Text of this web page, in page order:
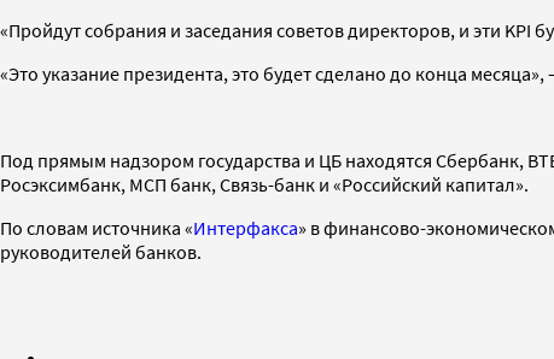
«Пройдут собрания и заседания советов директоров, и эти
«Это указание президента, это будет сделано до конца
Под прямым надзором государства и ЦБ находятся Сбербанк,
Росэксимбанк, МСП банк, Связь-банк и «Российский капитал».
По словам источника «Интерфакса» в финансово-
руководителей банков.